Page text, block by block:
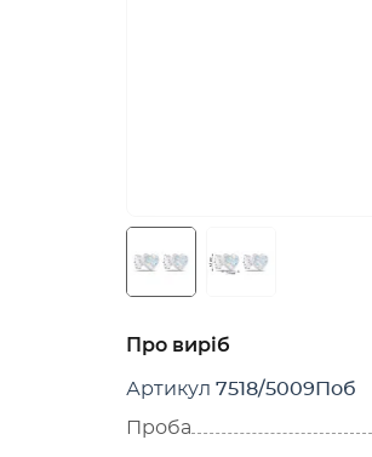
Про виріб
Артикул 7518/5009Поб
Проба